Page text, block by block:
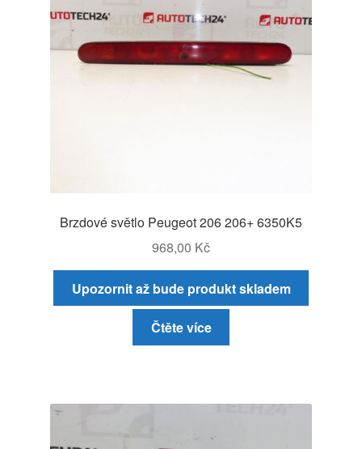
Brzdové světlo Peugeot 206 206+ 6350K5
968,00 Kč
Upozornit až bude produkt skladem
Čtěte více